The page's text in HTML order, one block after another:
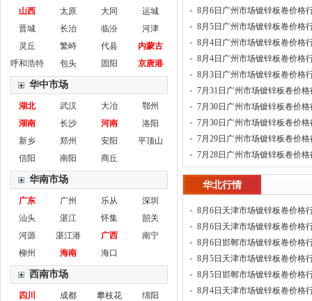
山西
太原 大同
运城
晋城
长治 临汾
河津
灵丘
繁峙 代县
内蒙古
呼和浩特
包头 固阳 京唐港
华中市场
湖北 武汉 大冶
鄂州
湖南
长沙 河南
洛阳
新乡
郑州 安阳
平顶山
信阳
南阳 商丘
华南市场
广东 广州 乐从
深圳
汕头
湛江 怀集
韶关
河源
湛江港 广西
南宁
柳州
海南 海口
西南市场
四川 成都 攀枝花
绵阳
8月6日广州市场镀锌板卷价格
8月5日广州市场镀锌板卷价格
8月4日广州市场镀锌板卷价格
(新)
8月4日广州市场镀锌板卷价格
8月3日广州市场镀锌板卷价格
7月31日广州市场镀锌板卷价格
7月30日广州市场镀锌板卷价格
(新)
7月30日广州市场镀锌板卷价格
7月29日广州市场镀锌板卷价格
7月28日广州市场镀锌板卷价格
华北行情
8月6日天津市场镀锌板卷价格
(新)
8月6日天津市场镀锌板卷价格
8月6日邯郸市场镀锌板卷价格
8月5日天津市场镀锌板卷价格
8月5日邯郸市场镀锌板卷价格
8月4日天津市场镀锌板卷价格